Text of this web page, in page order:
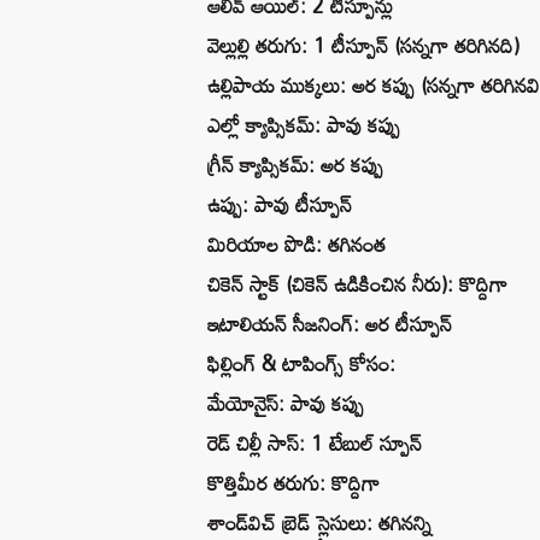
వెల్లుల్లి తరుగు: 1 టీస్పూన్ (సన్నగా తరిగినది)
ఉల్లిపాయ ముక్కలు: అర కప్పు (సన్నగా
ఎల్లో క్యాప్సికమ్: పావు కప్పు
గ్రీన్ క్యాప్సికమ్: అర కప్పు
ఉప్పు: పావు టీస్పూన్
మిరియాల పొడి: తగినంత
చికెన్ స్టాక్ (చికెన్ ఉడికించిన నీరు): కొద్దిగా
ఇటాలియన్ సీజనింగ్: అర టీస్పూన్
ఫిల్లింగ్ & టాపింగ్స్ కోసం:
మేయోనైస్: పావు కప్పు
రెడ్ చిల్లీ సాస్: 1 టేబుల్ స్పూన్
కొత్తిమీర తరుగు: కొద్దిగా
శాండ్‌విచ్ బ్రెడ్ స్లైసులు: తగినన్ని